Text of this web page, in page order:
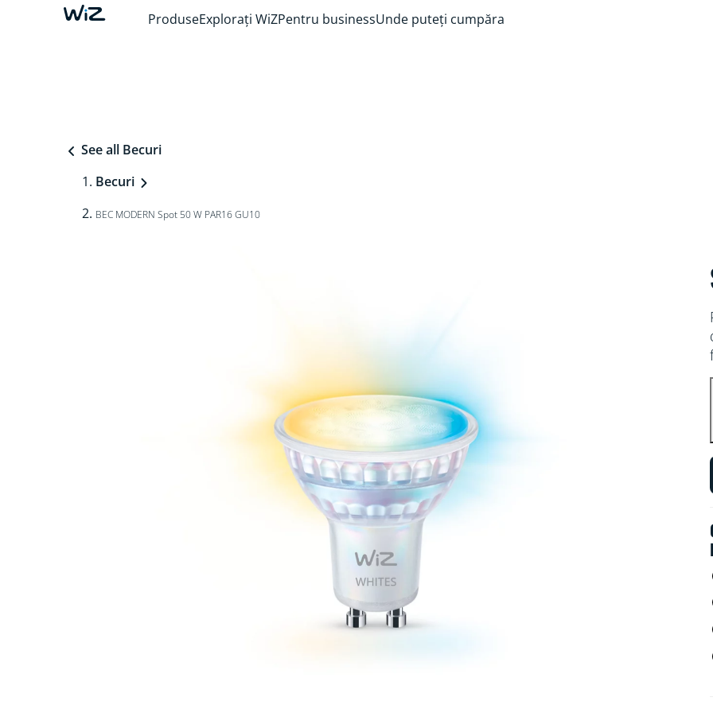
ProduseExplorați WiZPentru businessUnde puteți cumpăra
See all Becuri
Becuri
BEC MODERN Spot 50 W PAR16 GU10